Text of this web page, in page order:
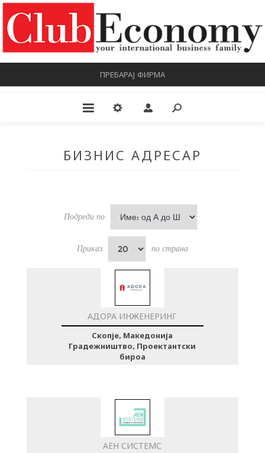
ПРЕБАРАЈ ФИРМА
БИЗНИС АДРЕСАР
Подреди по
Приказ по страна
АДОРА ИНЖЕНЕРИНГ
Скопје, Македонија
Градежништво, Проектантски
бироа
АЕН СИСТЕМС